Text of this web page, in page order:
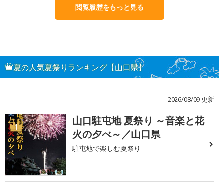
閲覧履歴をもっと見る
夏の人気夏祭りランキング【山口県】
2026/08/09 更新
1
山口駐屯地 夏祭り ～音楽と花
火の夕べ～／山口県
駐屯地で楽しむ夏祭り